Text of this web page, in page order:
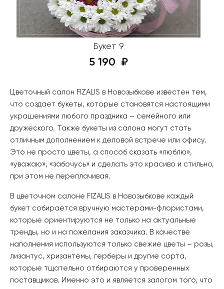
Букет 9
5 190
Цветочный салон FIZALIS в Новозыбкове известен тем,
что создает букеты, которые становятся настоящими
украшениями любого праздника – семейного или
дружеского. Также букеты из салона могут стать
отличным дополнением к деловой встрече или офису.
Это не просто цветы, а способ сказать «люблю»,
«уважаю», «забочусь» и сделать это красиво и стильно,
при этом не переплачивая.
В​‍​‌‍​‍‌ цветочном салоне FIZALIS в Новозыбкове каждый
букет собирается вручную мастерами-флористами,
которые ориентируются не только на актуальные
тренды, но и на пожелания заказчика. В качестве
наполнения используются только свежие цветы – розы,
лизантус, хризантемы, герберы и другие сорта,
которые тщательно отбираются у проверенных
поставщиков. Именно это и является залогом того, что